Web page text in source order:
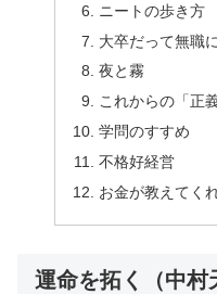
ニートの歩き方
大卒だって無職
夜と霧
これからの「正
学問のすすめ
不格好経営
お金が教えてく
運命を拓く（中村